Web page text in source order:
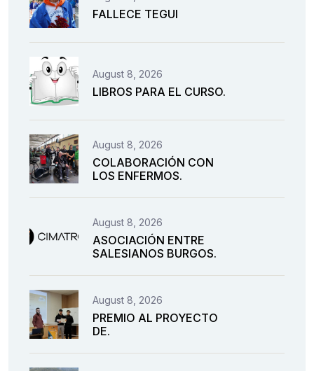
FALLECE TEGUI
August 8, 2026
LIBROS PARA EL CURSO.
August 8, 2026
COLABORACIÓN CON
LOS ENFERMOS.
August 8, 2026
ASOCIACIÓN ENTRE
SALESIANOS BURGOS.
August 8, 2026
PREMIO AL PROYECTO
DE.